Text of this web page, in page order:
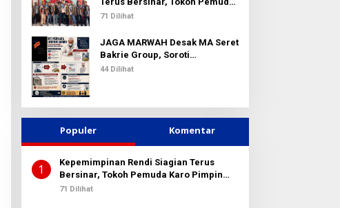
:
Karo Pimpin PKN MJA Kota
71 Dilihat
JAGA MARWAH Desak MA Seret
Bakrie Group, Soroti
Kejanggalan Vonis Kasus PET
44 Dilihat
Populer Komentar
1
Kepemimpinan Rendi Siagian Terus
Bersinar, Tokoh Pemuda Karo Pimpin
PKN MJA Kota Medan
71 Dilihat